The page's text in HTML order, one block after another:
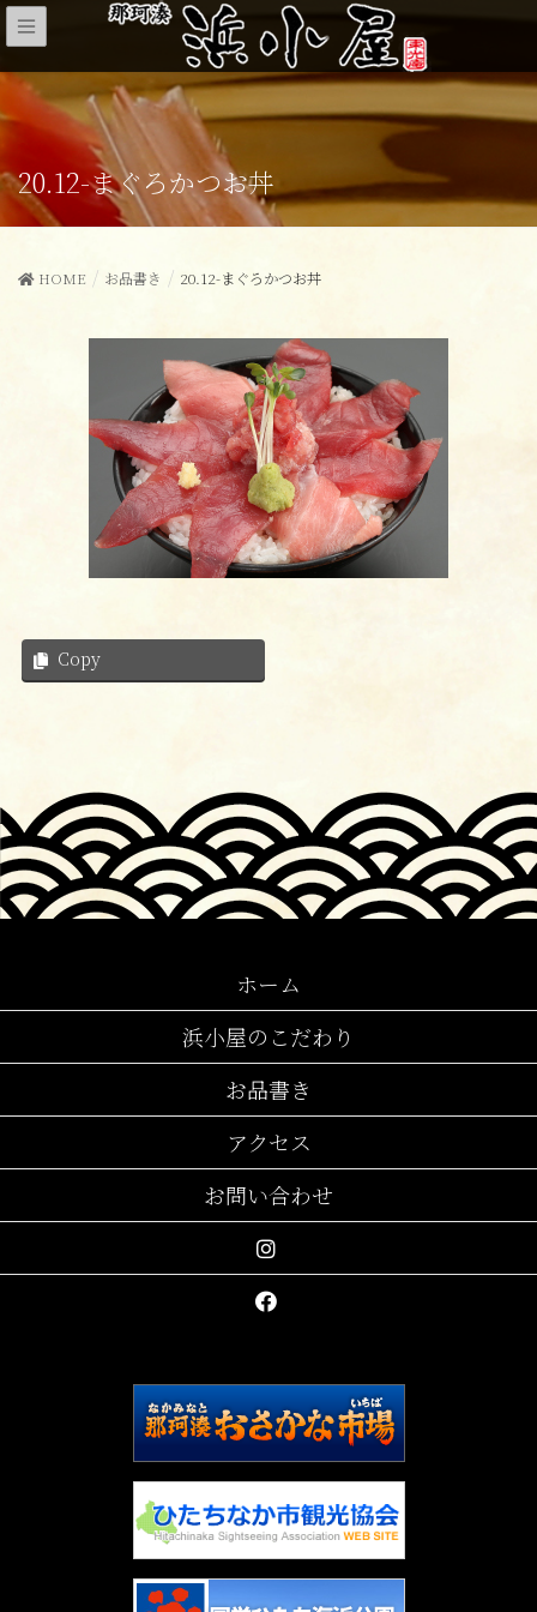
20.12-まぐろかつお丼
HOME お品書き 20.12-まぐろかつお丼
Copy
ホーム
浜小屋のこだわり
お品書き
アクセス
お問い合わせ